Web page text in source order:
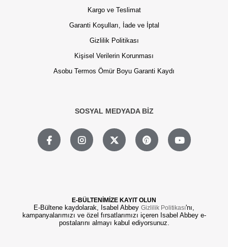
Kargo ve Teslimat
Garanti Koşulları, İade ve İptal
Gizlilik Politikası
Kişisel Verilerin Korunması
Asobu Termos Ömür Boyu Garanti Kaydı
SOSYAL MEDYADA BİZ
E-BÜLTENİMİZE KAYIT OLUN
E-Bültene kaydolarak, Isabel Abbey Gizlilik Politikası'nı,
kampanyalarımızı ve özel fırsatlarımızı içeren Isabel Abbey e-
postalarını almayı kabul ediyorsunuz.